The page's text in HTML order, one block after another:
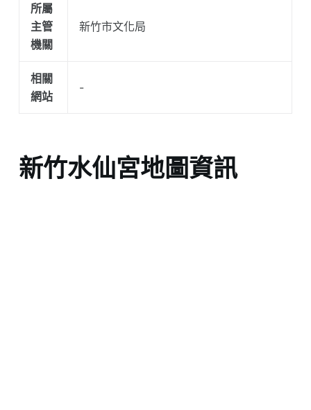
所屬
主管
機關
新竹市文化局
相關
網站
-
新竹水仙宮地圖資訊